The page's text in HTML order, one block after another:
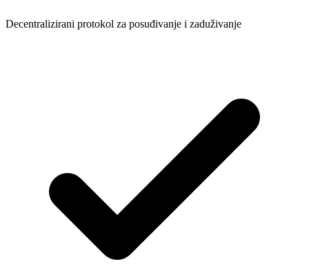
Decentralizirani protokol za posuđivanje i zaduživanje